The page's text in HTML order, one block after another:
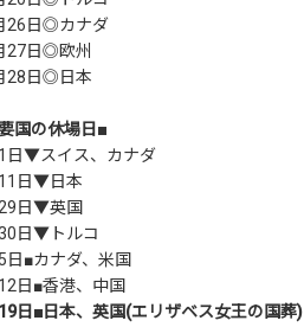
26日◎カナダ
27日◎欧州
28日◎日本
国の休場日■
日▼スイス、カナダ
日▼日本
日▼英国
日▼トルコ
日■カナダ、米国
日■香港、中国
日■日本、英国(エリザベス女王の国葬)